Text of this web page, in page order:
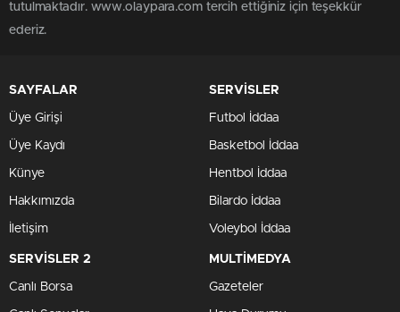
tutulmaktadır. www.olaypara.com tercih ettiğiniz için teşekkür
ederiz.
SAYFALAR
Üye Girişi
Üye Kaydı
Künye
Hakkımızda
İletişim
SERVİSLER
Futbol İddaa
Basketbol İddaa
Hentbol İddaa
Bilardo İddaa
Voleybol İddaa
SERVİSLER 2
Canlı Borsa
MULTİMEDYA
Gazeteler